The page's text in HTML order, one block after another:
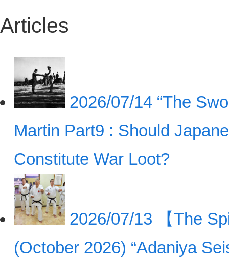
Articles
2026/07/14 “The
Martin Part9 : Should
Constitute War Loot?
2026/07/13 【The
(October 2026) “Adaniya